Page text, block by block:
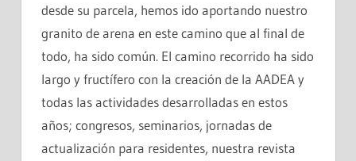
desde su parcela, hemos ido aportando nuestro
granito de arena en este camino que al final de
todo, ha sido común. El camino recorrido ha sido
largo y fructífero con la creación de la AADEA y
todas las actividades desarrolladas en estos
años; congresos, seminarios, jornadas de
actualización para residentes, nuestra revista